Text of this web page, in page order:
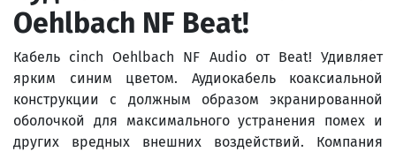
Oehlbach NF Beat!
Кабель cinch Oehlbach NF Audio от Beat! Удивляет
ярким синим цветом. Аудиокабель коаксиальной
конструкции с должным образом экранированной
оболочкой для максимального устранения помех и
других вредных внешних воздействий. Компания